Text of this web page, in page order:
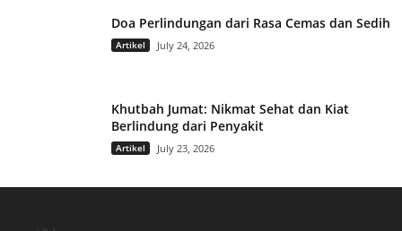
Doa Perlindungan dari Rasa Cemas dan Sedih
Artikel July 24, 2026
Khutbah Jumat: Nikmat Sehat dan Kiat
Berlindung dari Penyakit
Artikel July 23, 2026